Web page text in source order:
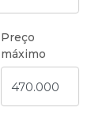
Preço
máximo